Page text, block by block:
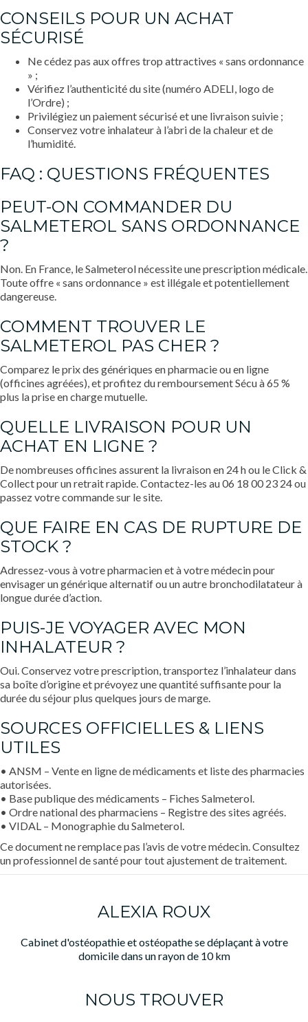
CONSEILS POUR UN ACHAT
SÉCURISÉ
Ne cédez pas aux offres trop attractives « sans ordonnance
» ;
Vérifiez l’authenticité du site (numéro ADELI, logo de
l’Ordre) ;
Privilégiez un paiement sécurisé et une livraison suivie ;
Conservez votre inhalateur à l’abri de la chaleur et de
l’humidité.
FAQ : QUESTIONS FRÉQUENTES
PEUT-ON COMMANDER DU
SALMETEROL SANS ORDONNANCE
?
Non. En France, le Salmeterol nécessite une prescription médicale.
Toute offre « sans ordonnance » est illégale et potentiellement
dangereuse.
COMMENT TROUVER LE
SALMETEROL PAS CHER ?
Comparez le prix des génériques en pharmacie ou en ligne
(officines agréées), et profitez du remboursement Sécu à 65 %
plus la prise en charge mutuelle.
QUELLE LIVRAISON POUR UN
ACHAT EN LIGNE ?
De nombreuses officines assurent la livraison en 24 h ou le Click &
Collect pour un retrait rapide. Contactez-les au 06 18 00 23 24 ou
passez votre commande sur le site.
QUE FAIRE EN CAS DE RUPTURE DE
STOCK ?
Adressez-vous à votre pharmacien et à votre médecin pour
envisager un générique alternatif ou un autre bronchodilatateur à
longue durée d’action.
PUIS-JE VOYAGER AVEC MON
INHALATEUR ?
Oui. Conservez votre prescription, transportez l’inhalateur dans
sa boîte d’origine et prévoyez une quantité suffisante pour la
durée du séjour plus quelques jours de marge.
SOURCES OFFICIELLES & LIENS
UTILES
• ANSM – Vente en ligne de médicaments et liste des pharmacies
autorisées.
• Base publique des médicaments – Fiches Salmeterol.
• Ordre national des pharmaciens – Registre des sites agréés.
• VIDAL – Monographie du Salmeterol.
Ce document ne remplace pas l’avis de votre médecin. Consultez
un professionnel de santé pour tout ajustement de traitement.
ALEXIA ROUX
Cabinet d'ostéopathie et ostéopathe se déplaçant à votre
domicile dans un rayon de 10 km
NOUS TROUVER